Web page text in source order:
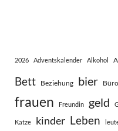
2026 Adventskalender Alkohol
Bett Beziehung bier Büro
frauen Freundin geld
Katze kinder Leben